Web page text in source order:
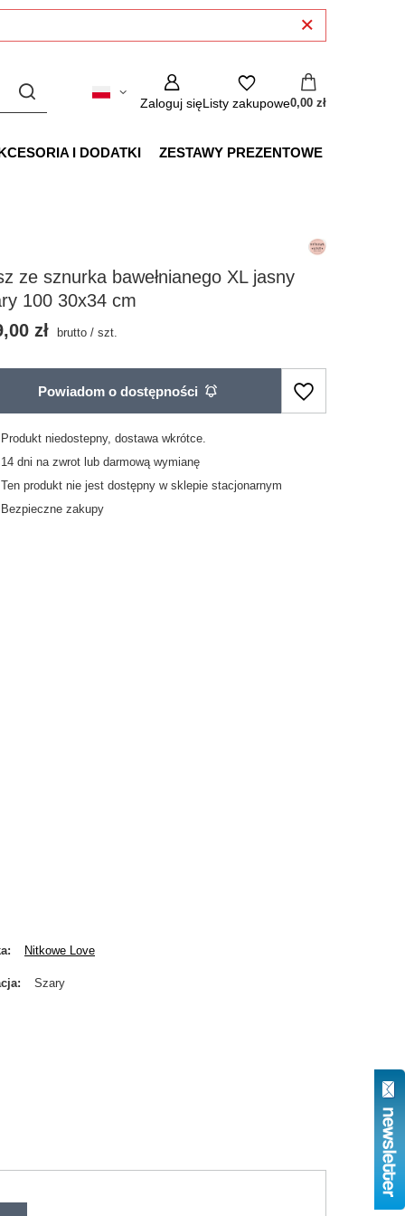
Zaloguj sięListy zakupowe0,00 zł
I DODATKI ZESTAWY PREZENTOWE
ze sznurka bawełnianego XL jasny
100 30x34 cm
zł
brutto /szt.
Powiadom o dostępności
Produkt niedostepny, dostawa wkrótce
14 dni na zwrot lub darmową wymianę
Ten produkt nie jest dostępny w sklepie stacjonarnym
Bezpieczne zakupy
Nitkowe Love
Szary